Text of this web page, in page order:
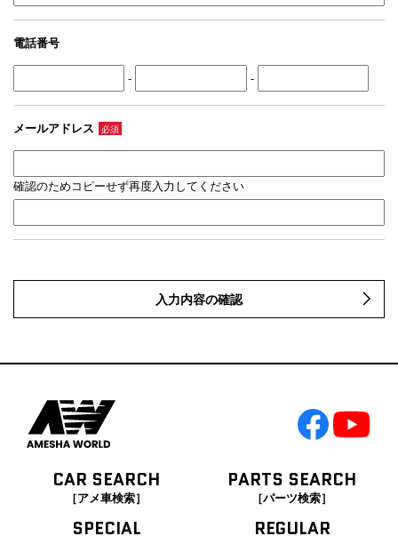
電話番号
- -
メールアドレス 必須
確認のためコピーせず再度入力してください
入力内容の確認
CAR SEARCH
［アメ車検索］
PARTS SEARCH
［パーツ検索］
SPECIAL REGULAR